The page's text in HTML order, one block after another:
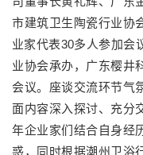
市建筑卫生陶瓷行业协
业家代表30多人参加会
业协会承办，广东樱井
会议。座谈交流环节气
面内容深入探讨、充分
年企业家们结合自身经
惑，同时根据潮州卫浴